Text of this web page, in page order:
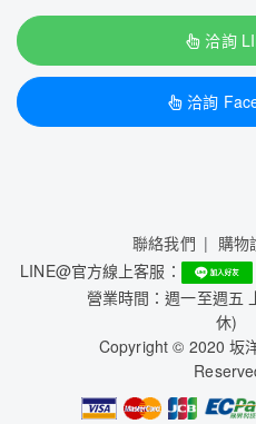
洽詢
洽詢
聯絡我們 購物
LINE@官方線上客服：
營業時間：週一至週五
休)
Copyright © 2020 坂